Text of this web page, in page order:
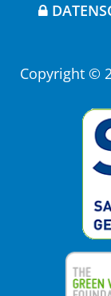
Copyright ©